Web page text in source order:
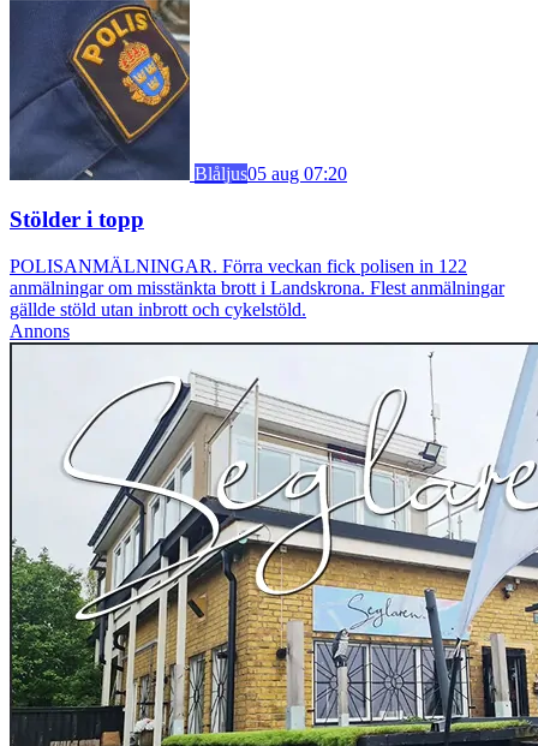
Blåljus05 aug 07:20
Stölder i topp
POLISANMÄLNINGAR. Förra veckan fick polisen in 122
anmälningar om misstänkta brott i Landskrona. Flest anmälningar
gällde stöld utan inbrott och cykelstöld.
Annons